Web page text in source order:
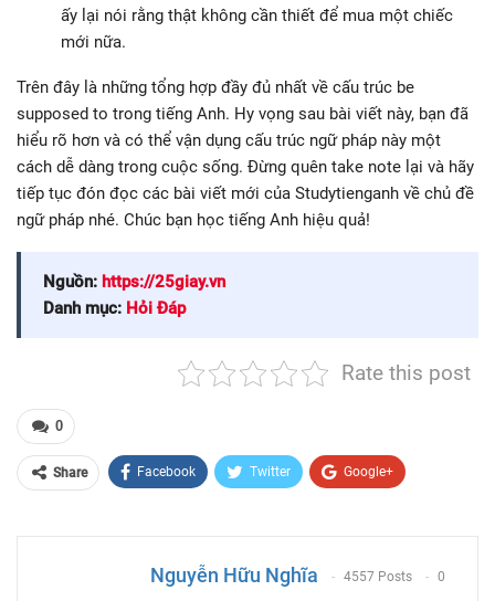
ấy lại nói rằng thật không cần thiết để mua một chiếc
mới nữa.
Trên đây là những tổng hợp đầy đủ nhất về cấu trúc be
supposed to trong tiếng Anh. Hy vọng sau bài viết này, bạn đã
hiểu rõ hơn và có thể vận dụng cấu trúc ngữ pháp này một
cách dễ dàng trong cuộc sống. Đừng quên take note lại và hãy
tiếp tục đón đọc các bài viết mới của Studytienganh về chủ đề
ngữ pháp nhé. Chúc bạn học tiếng Anh hiệu quả!
Nguồn: https://25giay.vn
Danh mục: Hỏi Đáp
Rate this post
0
Share Facebook Twitter Google+
Nguyễn Hữu Nghĩa 4557 Posts 0